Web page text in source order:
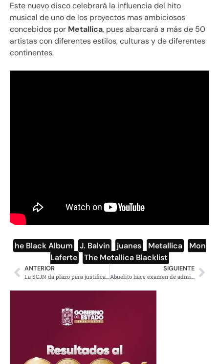
Este nuevo disco celebrará la influencia del hito
musical de uno de los proyectos mas ambiciosos
concebidos por Metallica, pues abarcará a más de 50
artistas con diferentes estilos, culturas y de diferentes
continentes.
he Black Album J. Balvin juanes Metallica
Mon
Laferte
The Metallica Blacklist
ANTERIOR
La SCJN da plazo para justificar captura de Cabeza de Vaca
SIGUIENTE
Abuelito hace examen de admisión a la universidad y se viraliza en redes